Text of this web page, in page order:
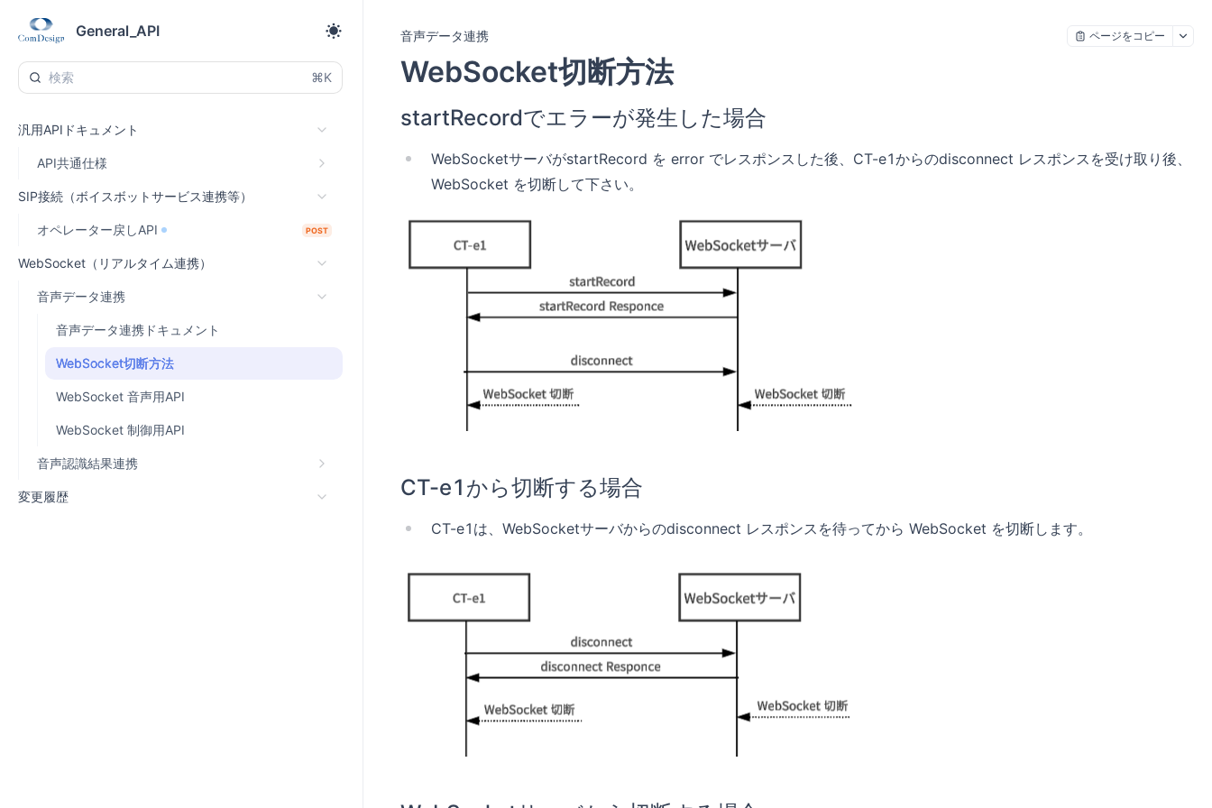
General_API
⌘K
汎用APIドキュメント
API共通仕様
SIP接続（ボイスボットサービス連携等）
オペレーター戻しAPI POST
WebSocket（リアルタイム連携）
音声データ連携
音声データ連携ドキュメント
WebSocket切断方法
WebSocket 音声用API
WebSocket 制御用API
音声認識結果連携
変更履歴
音声データ連携 ページをコピー
WebSocket切断方法
startRecordでエラーが発生した場合
WebSocketサーバがstartRecord を error でレスポンスした後、CT-e1からのdisconnect レスポンスを受け取り後、
WebSocket を切断して下さい。
CT-e1から切断する場合
CT-e1は、WebSocketサーバからのdisconnect レスポンスを待ってから WebSocket を切断します。